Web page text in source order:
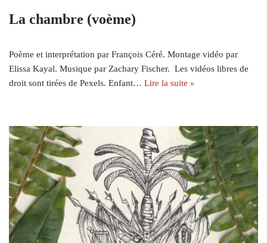
La chambre (voème)
Poème et interprétation par François Céré. Montage vidéo par
Elissa Kayal. Musique par Zachary Fischer. Les vidéos libres de
droit sont tirées de Pexels. Enfant… Lire la suite »